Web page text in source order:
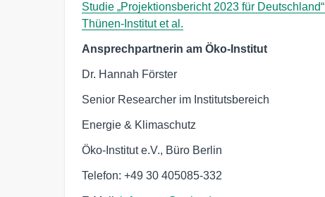
Studie „Projektionsbericht 2023 für
Thünen-Institut et al.
Ansprechpartnerin am Öko-Institut
Dr. Hannah Förster
Senior Researcher im Institutsbereich
Energie & Klimaschutz
Öko-Institut e.V., Büro Berlin
Telefon: +49 30 405085-332